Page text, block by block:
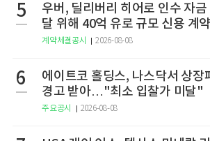
5
우버, 딜리버리 히어로 인수 자금
달 위해 40억 유로 규모 신용 계
결
계약체결공시 2026-08-08
6
에이트코 홀딩스, 나스닥서 상장
경고 받아…"최소 입찰가 미달"
주요공시 2026-08-08